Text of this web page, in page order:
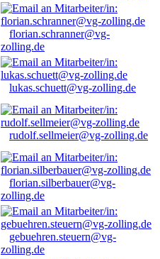
florian.schranner@vg-
zolling.de
lukas.schuett@vg-zolling.de
rudolf.sellmeier@vg-zolling.de
florian.silberbauer@vg-
zolling.de
gebuehren.steuern@vg-
zolling.de